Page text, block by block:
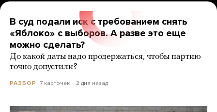
В суд подали иск с требованием снять
«Яблоко» с выборов. А разве это еще
можно сделать?
До какой даты надо продержаться, чтобы партию
точно допустили?
РАЗБОР 7 карточек 2 дня назад